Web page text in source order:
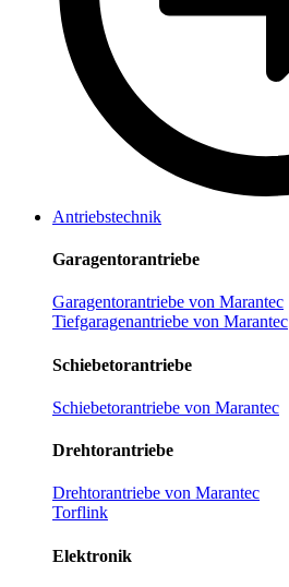
Antriebstechnik
Garagentorantriebe
Garagentorantriebe von Marantec
Tiefgaragenantriebe von Marantec
Schiebetorantriebe
Schiebetorantriebe von Marantec
Drehtorantriebe
Drehtorantriebe von Marantec
Torflink
Elektronik